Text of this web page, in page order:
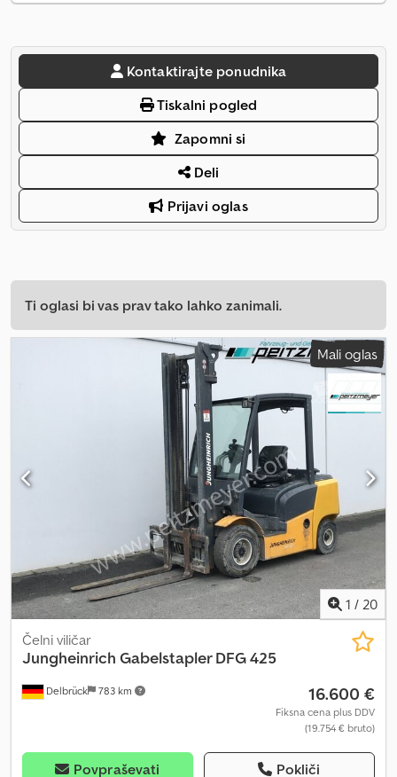
Kontaktirajte ponudnika
Tiskalni pogled
Zapomni si
Deli
Prijavi oglas
Ti oglasi bi vas prav tako lahko zanimali.
Mali oglas
1 / 20
Delbrück 783 km
Čelni viličar
Jungheinrich Gabelstapler DFG 425
16.600 €
Fiksna cena plus DDV
(19.754 € bruto)
Povpraševati Pokliči